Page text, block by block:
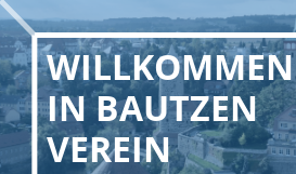
WILLKOMMEN
IN BAUTZEN
VEREIN